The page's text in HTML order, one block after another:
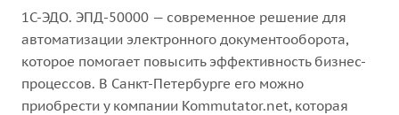
1С-ЭДО. ЭПД-50000 — современное решение для
автоматизации электронного документооборота,
которое помогает повысить эффективность бизнес-
процессов. В Санкт-Петербурге его можно
приобрести у компании Kommutator.net, которая